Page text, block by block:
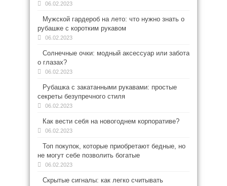
06.02.2023
Мужской гардероб на лето: что нужно знать о
рубашке с коротким рукавом
06.02.2023
Солнечные очки: модный аксессуар или забота
о глазах?
06.02.2023
Рубашка с закатанными рукавами: простые
секреты безупречного стиля
06.02.2023
Как вести себя на новогоднем корпоративе?
06.02.2023
Топ покупок, которые приобретают бедные, но
не могут себе позволить богатые
06.02.2023
Скрытые сигналы: как легко считывать